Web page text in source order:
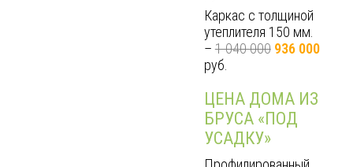
Каркас с толщиной
утеплителя 150 мм.
–1 040 000 936 000
руб.
ЦЕНА ДОМА ИЗ
БРУСА «ПОД
УСАДКУ»